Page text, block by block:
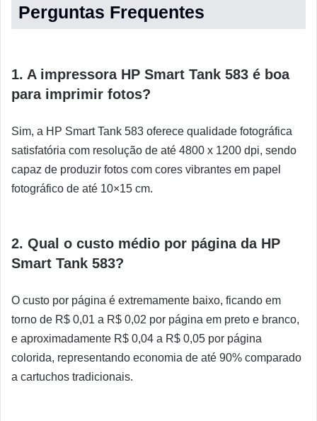
Perguntas Frequentes
1. A impressora HP Smart Tank 583 é boa
para imprimir fotos?
Sim, a HP Smart Tank 583 oferece qualidade fotográfica
satisfatória com resolução de até 4800 x 1200 dpi, sendo
capaz de produzir fotos com cores vibrantes em papel
fotográfico de até 10×15 cm.
2. Qual o custo médio por página da HP
Smart Tank 583?
O custo por página é extremamente baixo, ficando em
torno de R$ 0,01 a R$ 0,02 por página em preto e branco,
e aproximadamente R$ 0,04 a R$ 0,05 por página
colorida, representando economia de até 90% comparado
a cartuchos tradicionais.